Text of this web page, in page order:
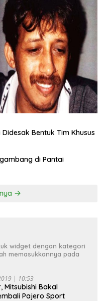
Bentuk Tim Khusus
di Pantai
widget dengan kategori
memasukkannya pada
| 10:53
Mitsubishi Bakal
Pajero Sport